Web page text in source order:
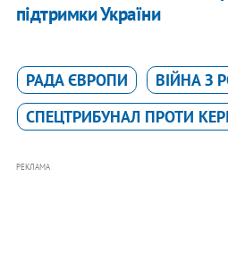
підтримки України
РАДА ЄВРОПИ
ВІЙНА З
СПЕЦТРИБУНАЛ ПРОТИ
РЕКЛАМА